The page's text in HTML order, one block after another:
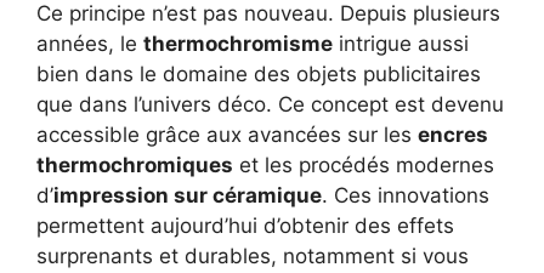
Ce principe n’est pas nouveau. Depuis plusieurs
années, le thermochromisme intrigue aussi
bien dans le domaine des objets publicitaires
que dans l’univers déco. Ce concept est devenu
accessible grâce aux avancées sur les encres
thermochromiques et les procédés modernes
d’impression sur céramique. Ces innovations
permettent aujourd’hui d’obtenir des effets
surprenants et durables, notamment si vous